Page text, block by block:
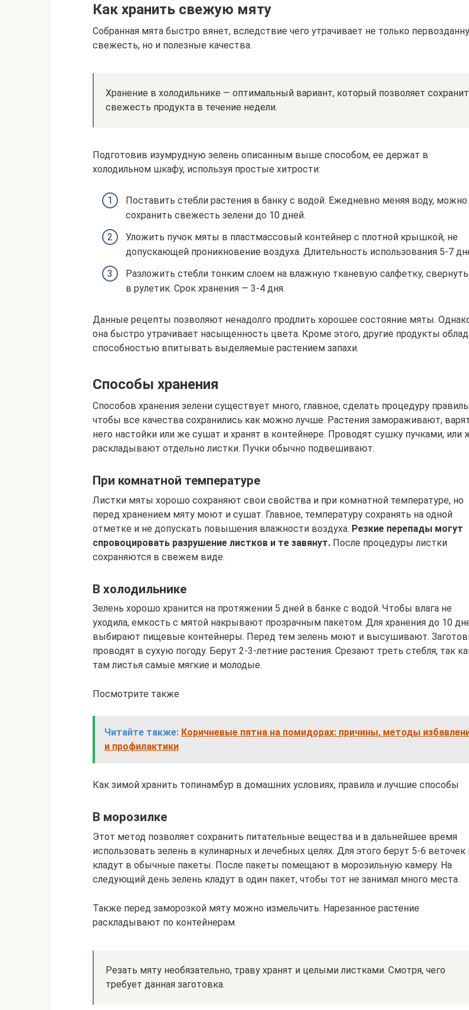
Как хранить свежую мяту
Собранная мята быстро вянет, вследствие чего утрачивает не только
свежесть, но и полезные качества.
Хранение в холодильнике — оптимальный вариант, который позволяет
свежесть продукта в течение недели.
Подготовив изумрудную зелень описанным выше способом, ее держат в
холодильном шкафу, используя простые хитрости:
Поставить стебли растения в банку с водой. Ежедневно меняя воду, можно
сохранить свежесть зелени до 10 дней.
Уложить пучок мяты в пластмассовый контейнер с плотной крышкой, не
допускающей проникновение воздуха. Длительность использования 5-7
Разложить стебли тонким слоем на влажную тканевую салфетку,
в рулетик. Срок хранения — 3-4 дня.
Данные рецепты позволяют ненадолго продлить хорошее состояние мяты.
она быстро утрачивает насыщенность цвета. Кроме этого, другие продукты
способностью впитывать выделяемые растением запахи.
Способы хранения
Способов хранения зелени существует много, главное, сделать процедуру
чтобы все качества сохранились как можно лучше. Растения замораживают,
него настойки или же сушат и хранят в контейнере. Проводят сушку пучками, или
раскладывают отдельно листки. Пучки обычно подвешивают.
При комнатной температуре
Листки мяты хорошо сохраняют свои свойства и при комнатной температуре, но
перед хранением мяту моют и сушат. Главное, температуру сохранять на одной
отметке и не допускать повышения влажности воздуха. Резкие перепады могут
спровоцировать разрушение листков и те завянут. После процедуры листки
сохраняются в свежем виде.
В холодильнике
Зелень хорошо хранится на протяжении 5 дней в банке с водой. Чтобы влага не
уходила, емкость с мятой накрывают прозрачным пакетом. Для хранения до 10
выбирают пищевые контейнеры. Перед тем зелень моют и высушивают.
проводят в сухую погоду. Берут 2-3-летние растения. Срезают треть стебля, так
там листья самые мягкие и молодые.
Посмотрите также
Читайте также: Коричневые пятна на помидорах: причины, методы
и профилактики
Как зимой хранить топинамбур в домашних условиях, правила и лучшие способы
В морозилке
Этот метод позволяет сохранить питательные вещества и в дальнейшее время
использовать зелень в кулинарных и лечебных целях. Для этого берут 5-6 веточек
кладут в обычные пакеты. После пакеты помещают в морозильную камеру. На
следующий день зелень кладут в один пакет, чтобы тот не занимал много места.
Также перед заморозкой мяту можно измельчить. Нарезанное растение
раскладывают по контейнерам.
Резать мяту необязательно, траву хранят и целыми листками. Смотря, чего
требует данная заготовка.